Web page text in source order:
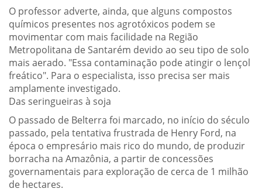
O professor adverte, ainda, que alguns compostos
químicos presentes nos agrotóxicos podem se
movimentar com mais facilidade na Região
Metropolitana de Santarém devido ao seu tipo de solo
mais aerado. "Essa contaminação pode atingir o lençol
freático". Para o especialista, isso precisa ser mais
amplamente investigado.
Das seringueiras à soja
O passado de Belterra foi marcado, no início do século
passado, pela tentativa frustrada de Henry Ford, na
época o empresário mais rico do mundo, de produzir
borracha na Amazônia, a partir de concessões
governamentais para exploração de cerca de 1 milhão
de hectares.